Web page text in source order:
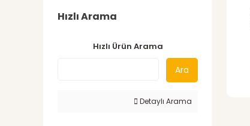
Hızlı Arama
Hızlı Ürün Arama
Ara
Detaylı Arama